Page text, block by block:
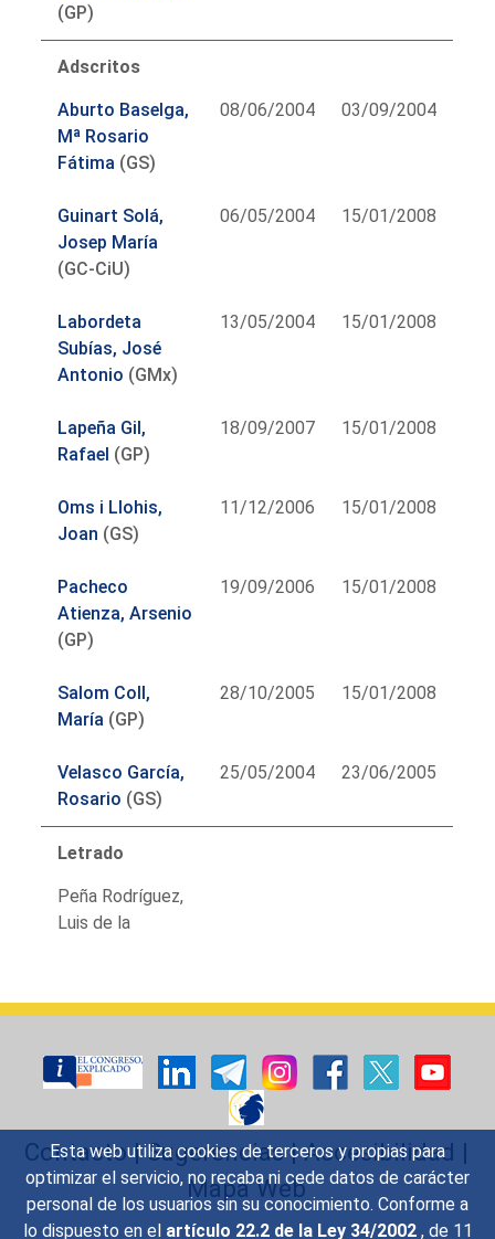
Esta web utiliza cookies de terceros y propias para
optimizar el servicio, no recaba ni cede datos de carácter
personal de los usuarios sin su conocimiento. Conforme a
lo dispuesto en el artículo 22.2 de la Ley 34/2002 , de 11
(GP)
Adscritos
Aburto Baselga,
Mª Rosario
Fátima (GS)
08/06/2004 03/09/2004
Guinart Solá,
Josep María
(GC-CiU)
06/05/2004 15/01/2008
Labordeta
Subías, José
Antonio (GMx)
13/05/2004 15/01/2008
Lapeña Gil,
Rafael (GP)
18/09/2007 15/01/2008
Oms i Llohis,
Joan (GS)
11/12/2006 15/01/2008
Pacheco
Atienza, Arsenio
(GP)
19/09/2006 15/01/2008
Salom Coll,
María (GP)
28/10/2005 15/01/2008
Velasco García,
Rosario (GS)
25/05/2004 23/06/2005
Letrado
Peña Rodríguez,
Luis de la
Contacto|Sugerencias|Accesibilidad |
Mapa Web